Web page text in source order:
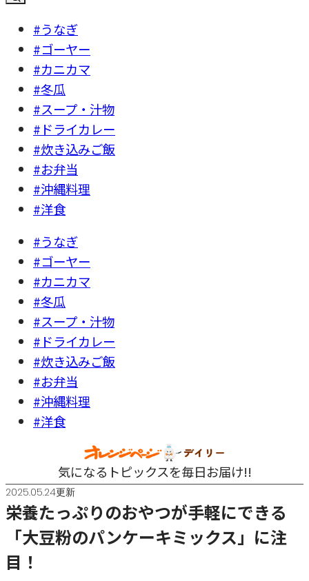
#うなぎ
#ゴーヤー
#カニカマ
#冬瓜
#スープ・汁物
#ドライカレー
#炊き込みご飯
#お弁当
#沖縄料理
#洋食
#うなぎ
#ゴーヤー
#カニカマ
#冬瓜
#スープ・汁物
#ドライカレー
#炊き込みご飯
#お弁当
#沖縄料理
#洋食
気になるトピックスを毎日お届け!!
2025.05.24更新
栄養たっぷりのおやつが手軽にできる
「大豆粉のパンケーキミックス」に注
目！